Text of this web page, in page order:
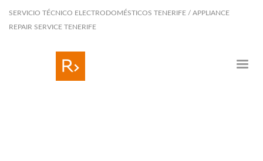
SERVICIO TÉCNICO ELECTRODOMÉSTICOS TENERIFE / APPLIANCE
REPAIR SERVICE TENERIFE